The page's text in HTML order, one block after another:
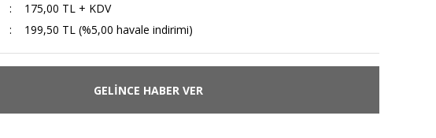
175,00 TL + KDV
199,50 TL (%5,00 havale indirimi)
GELİNCE HABER VER